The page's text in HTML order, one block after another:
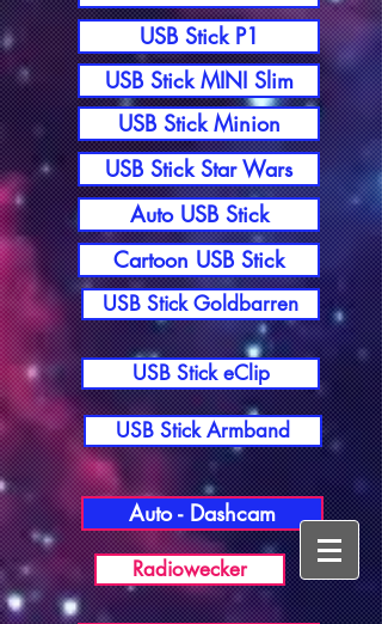
USB Stick P1
USB Stick MINI Slim
USB Stick Minion
USB Stick Star Wars
Auto USB Stick
Cartoon USB Stick
USB Stick Goldbarren
USB Stick eClip
USB Stick Armband
Auto - Dashcam
Radiowecker